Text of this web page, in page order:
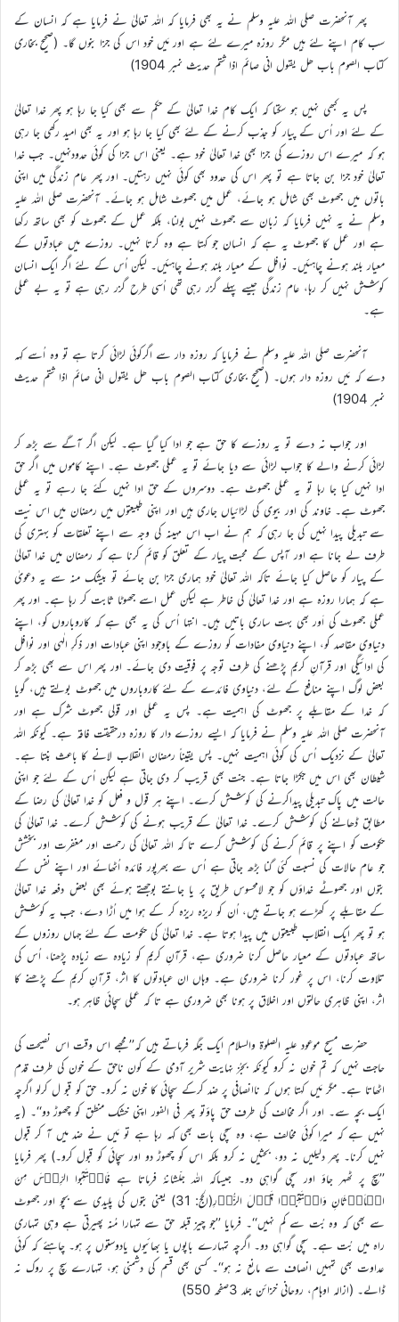
پھر آنحضرت صلی اللہ علیہ وسلم نے یہ بھی فرمایا کہ اللہ تعالیٰ نے فرمایا ہے کہ انسان کے
سب کام اپنے لئے ہیں مگر روزہ میرے لئے ہے اور مَیں خود اس کی جزا بنوں گا۔ (صحیح بخاری
کتاب الصوم باب ھل یقول انی صائم اذا شتم حدیث نمبر 1904)
پس یہ کبھی نہیں ہو سکتا کہ ایک کام خدا تعالیٰ کے حکم سے بھی کیا جا رہا ہو پھر خدا تعالیٰ
کے لئے اور اُس کے پیار کو جذب کرنے کے لئے بھی کیا جا رہا ہو اور یہ بھی امید رکھی جا رہی
ہو کہ میرے اس روزے کی جزا بھی خدا تعالیٰ خود ہے۔ یعنی اس جزا کی کوئی حدودنہیں۔ جب خدا
تعالیٰ خود جزا بن جاتا ہے تو پھر اس کی حدود بھی کوئی نہیں رہتیں۔ اور پھر عام زندگی میں اپنی
باتوں میں جھوٹ بھی شامل ہو جائے، عمل میں جھوٹ شامل ہو جائے۔ آنحضرت صلی اللہ علیہ
وسلم نے یہ نہیں فرمایا کہ زبان سے جھوٹ نہیں بولنا، بلکہ عمل کے جھوٹ کو بھی ساتھ رکھا
ہے اور عمل کا جھوٹ یہ ہے کہ انسان جو کہتا ہے وہ کرتا نہیں۔ روزے میں عبادتوں کے
معیار بلند ہونے چاہئیں۔ نوافل کے معیار بلند ہونے چاہئیں۔ لیکن اُس کے لئے اگر ایک انسان
کوشش نہیں کر رہا، عام زندگی جیسے پہلے گزر رہی تھی اُسی طرح گزر رہی ہے تو یہ بے عملی
ہے۔
آنحضرت صلی اللہ علیہ وسلم نے فرمایا کہ روزہ دار سے اگرکوئی لڑائی کرتا ہے تو وہ اُسے کہہ
دے کہ مَیں روزہ دار ہوں۔ (صحیح بخاری کتاب الصوم باب ھل یقول انی صائم اذا شتم حدیث
نمبر 1904)
اور جواب نہ دے تو یہ روزے کا حق ہے جو ادا کیا گیا ہے۔ لیکن اگر آگے سے بڑھ کر
لڑائی کرنے والے کا جواب لڑائی سے دیا جائے تو یہ عملی جھوٹ ہے۔ اپنے کاموں میں اگر حق
ادا نہیں کیا جا رہا تو یہ عملی جھوٹ ہے۔ دوسروں کے حق ادا نہیں کئے جا رہے تو یہ عملی
جھوٹ ہے۔ خاوند کی اور بیوی کی لڑائیاں جاری ہیں اور اپنی طبیعتوں میں رمضان میں اس نیت
سے تبدیلی پیدا نہیں کی جا رہی کہ ہم نے اب اس مہینہ کی وجہ سے اپنے تعلقات کو بہتری کی
طرف لے جانا ہے اور آپس کے محبت پیار کے تعلق کو قائم کرنا ہے کہ رمضان میں خدا تعالیٰ
کے پیار کو حاصل کیا جائے تاکہ اللہ تعالیٰ خود ہماری جزا بن جائے تو بیشک منہ سے یہ دعویٰ
ہے کہ ہمارا روزہ ہے اور خدا تعالیٰ کی خاطر ہے لیکن عمل اسے جھوٹا ثابت کر رہا ہے۔ اور پھر
عملی جھوٹ کی اَور بھی بہت ساری باتیں ہیں۔ انتہا اُس کی یہ بھی ہے کہ کاروباروں کو، اپنے
دنیاوی مقاصد کو، اپنے دنیاوی مفادات کو روزے کے باوجود اپنی عبادات اور ذکرِ الٰہی اور نوافل
کی ادائیگی اور قرآنِ کریم پڑھنے کی طرف توجہ پر فوقیت دی جائے۔ اور پھر اس سے بھی بڑھ کر
بعض لوگ اپنے منافع کے لئے، دنیاوی فائدے کے لئے کاروباروں میں جھوٹ بولتے ہیں، گویا
کہ خدا کے مقابلے پر جھوٹ کی اہمیت ہے۔ پس یہ عملی اور قولی جھوٹ شرک ہے اور
آنحضرت صلی اللہ علیہ وسلم نے فرمایا کہ ایسے روزے دار کا روزہ درحقیقت فاقہ ہے۔ کیونکہ اللہ
تعالیٰ کے نزدیک اُس کی کوئی اہمیت نہیں۔ پس یقیناً رمضان انقلاب لانے کا باعث بنتا ہے۔
شیطان بھی اس میں جکڑا جاتا ہے۔ جنت بھی قریب کر دی جاتی ہے لیکن اُس کے لئے جو اپنی
حالت میں پاک تبدیلی پیداکرنے کی کوشش کرے۔ اپنے ہر قول و فعل کو خدا تعالیٰ کی رضا کے
مطابق ڈھالنے کی کوشش کرے۔ خدا تعالیٰ کے قریب ہونے کی کوشش کرے۔ خدا تعالیٰ کی
حکومت کو اپنے پر قائم کرنے کی کوشش کرے تا کہ اللہ تعالیٰ کی رحمت اور مغفرت اور بخشش
جو عام حالات کی نسبت کئی گنا بڑھ جاتی ہے اُس سے بھرپور فائدہ اُٹھائے اور اپنے نفس کے
بتوں اور جھوٹے خداؤں کو جو لامحسوس طریق پر یا جانتے بوجھتے ہوئے بھی بعض دفعہ خدا تعالیٰ
کے مقابلے پر کھڑے ہو جاتے ہیں، اُن کو ریزہ ریزہ کر کے ہوا میں اُڑا دے، جب یہ کوشش
ہو تو پھر ایک انقلاب طبیعتوں میں پیدا ہوتا ہے۔ خدا تعالیٰ کی حکومت کے لئے جہاں روزوں کے
ساتھ عبادتوں کے معیار حاصل کرنا ضروری ہے، قرآنِ کریم کو زیادہ سے زیادہ پڑھنا، اُس کی
تلاوت کرنا، اس پر غور کرنا ضروری ہے۔ وہاں ان عبادتوں کا اثر، قرآنِ کریم کے پڑھنے کا
اثر، اپنی ظاہری حالتوں اور اخلاق پر ہونا بھی ضروری ہے تا کہ عملی سچائی ظاہر ہو۔
حضرت مسیح موعود علیہ الصلوۃ والسلام ایک جگہ فرماتے ہیں کہ’’مجھے اس وقت اس نصیحت کی
حاجت نہیں کہ تم خون نہ کرو کیونکہ بجُز نہایت شریر آدمی کے کون ناحق کے خون کی طرف قدم
اٹھاتا ہے۔ مگر مَیں کہتا ہوں کہ ناانصافی پر ضد کرکے سچائی کا خون نہ کرو۔ حق کو قبو ل کرلو اگرچہ
ایک بچہ سے۔ اور اگر مخالف کی طرف حق پاؤتو پھر فی الفور اپنی خشک منطق کو چھوڑ دو‘‘۔ (یہ
نہیں ہے کہ میرا کوئی مخالف ہے، وہ سچی بات بھی کہہ رہا ہے تو مَیں نے ضد میں آ کر قبول
نہیں کرنا۔ پھر دلیلیں نہ دو، بحثیں نہ کرو بلکہ اس کو چھوڑ دو اور سچائی کو قبول کرو۔) پھر فرمایا
’’سچ پر ٹھہر جاؤ اور سچی گواہی دو۔ جیساکہ اللہ جلّشانہٗ فرماتا ہے فَاجۡتَنِبُوا الرِّجۡسَ مِنَ
الۡاَوۡثَانِ وَاجۡتَنِبُوۡا قَوۡلَ الزُّوۡرِ(الحج: 31) یعنی بتوں کی پلیدی سے بچو اور جھوٹ
سے بھی کہ وہ بُت سے کم نہیں‘‘۔ فرمایا ’’جو چیز قبلہ حق سے تمہارا مُنہ پھیرتی ہے وہی تمہاری
راہ میں بُت ہے۔ سچی گواہی دو۔ اگرچہ تمہارے باپوں یا بھائیوں یادوستوں پر ہو۔ چاہئے کہ کوئی
عداوت بھی تمہیں انصاف سے مانع نہ ہو‘‘۔ کسی بھی قسم کی دشمنی ہو، تمہارے سچ پر روک نہ
ڈالے۔ (ازالہ اوہام، روحانی خزائن جلد 3صفحہ 550)